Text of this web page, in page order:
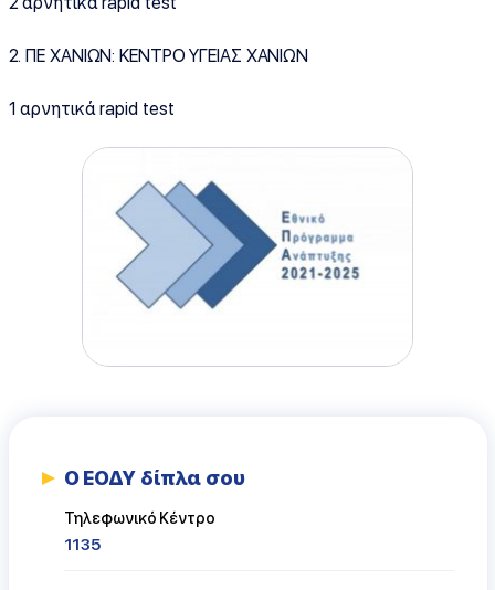
2. ΠΕ ΧΑΝΙΩΝ: ΚΕΝΤΡΟ ΥΓΕΙΑΣ ΧΑΝΙΩΝ
1 αρνητικά rapid test
Ο ΕΟΔΥ δίπλα σου
Τηλεφωνικό Κέντρο
1135